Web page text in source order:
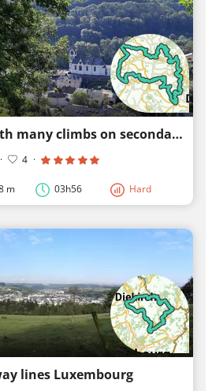
Western Ösling with many climbs on secondary roads
· 4 ·
m 03h56 Hard
lines Luxembourg